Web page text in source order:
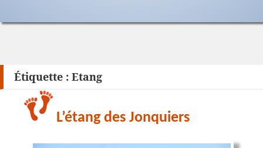
Étiquette : Etang
L’étang des Jonquiers